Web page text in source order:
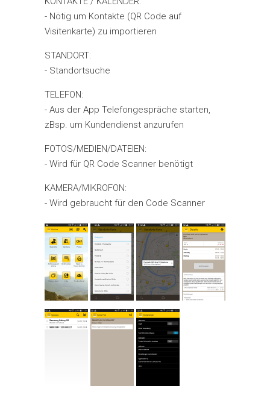
- Nötig um Kontakte (QR Code auf
Visitenkarte) zu importieren
STANDORT:
- Standortsuche
TELEFON:
- Aus der App Telefongespräche starten,
zBsp. um Kundendienst anzurufen
FOTOS/MEDIEN/DATEIEN:
- Wird für QR Code Scanner benötigt
KAMERA/MIKROFON:
- Wird gebraucht für den Code Scanner